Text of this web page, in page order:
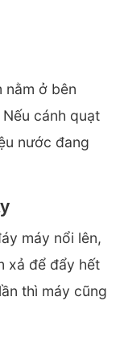
nằm ở bên
cánh quạt
nước đang
máy nổi lên,
xả để đẩy hết
thì máy cũng